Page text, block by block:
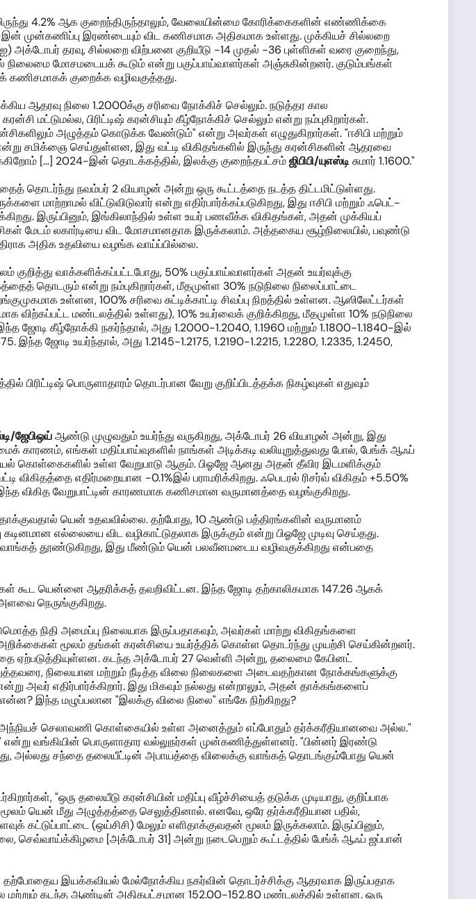
4.2% ஆக குறைந்திருந்தாலும், வேலையின்மை கோரிக்கைகளின் எண்ணிக்கை
முன்கணிப்பு இரண்டையும் விட கணிசமாக அதிகமாக உள்ளது. முக்கியச் சில்லறை
அக்டோபர் தரவு, சில்லறை விற்பனை குறியீடு -14 முதல் -36 புள்ளிகள் வரை குறைந்து,
நிலைமை மோசமடையக் கூடும் என்று பகுப்பாய்வாளர்கள் அஞ்சுகின்றனர். குடும்பங்கள்
குறைக்க வழிவகுத்தது.
ஆதரவு நிலை 1.2000க்கு சரிவை நோக்கிச் செல்லும். நடுத்தர கால
மட்டுமல்ல, பிரிட்டிஷ் கரன்சியும் கீழ்நோக்கிச் செல்லும் என்று நம்புகிறார்கள்.
அழுத்தம் கொடுக்க வேண்டும்" என்று அவர்கள் எழுதுகிறார்கள். "ஈசிபி மற்றும்
சமிக்ஞை செய்துள்ளன, இது வட்டி விகிதங்களில் இருந்து கரன்சிகளின் ஆதரவை
[...] 2024-இன் தொடக்கத்தில், இலக்கு குறைந்தபட்சம்ஜிபிபி/யுஎஸ்டிசுமார் 1.1600."
தொடர்ந்து நவம்பர் 2 வியாழன் அன்று ஒரு கூட்டத்தை நடத்த திட்டமிட்டுள்ளது.
மாற்றாமல் விட்டுவிடுவார் என்று எதிர்பார்க்கப்படுகிறது, இது ஈசிபி மற்றும் ஃபெட்-
இருப்பினும், இங்கிலாந்தில் உள்ள உயர் பணவீக்க விகிதங்கள், அதன் முக்கியப்
மேடம் லகார்டியை விட மோசமானதாக இருக்கலாம். அத்தகைய சூழ்நிலையில், பவுண்டு
அதிக உதவியை வழங்க வாய்ப்பில்லை.
குறித்து வாக்களிக்கப்பட்டபோது, 50% பகுப்பாய்வாளர்கள் அதன் உயர்வுக்கு
தொடரும் என்று நம்புகிறார்கள், மீதமுள்ள 30% நடுநிலை நிலைப்பாட்டை
உள்ளன, 100% சரிவை சுட்டிக்காட்டி சிவப்பு நிறத்தில் உள்ளன. ஆஸிலேட்டர்கள்
விற்கப்பட்ட மண்டலத்தில் உள்ளது), 10% உயர்வைக் குறிக்கிறது, மீதமுள்ள 10% நடுநிலை
கீழ்நோக்கி நகர்ந்தால், அது 1.2000-1.2040, 1.1960 மற்றும் 1.1800-1.1840-இல்
ஜோடி உயர்ந்தால், அது 1.2145-1.2175, 1.2190-1.2215, 1.2280, 1.2335, 1.2450,
பிரிட்டிஷ் பொருளாதாரம் தொடர்பான வேறு குறிப்பிடத்தக்க நிகழ்வுகள் எதுவும்
/ஜேபிஒய்ஆண்டு முழுவதும் உயர்ந்து வருகிறது, அக்டோபர் 26 வியாழன் அன்று, இது
எங்கள் மதிப்பாய்வுகளில் நாங்கள் அடிக்கடி வலியுறுத்துவது போல், பேங்க் ஆஃப்
கொள்கைகளில் உள்ள வேறுபாடு ஆகும். பிஓஜே ஆனது அதன் தீவிர இடமளிக்கும்
எதிர்மறையான -0.1%இல் பராமரிக்கிறது. ஃபெடரல் ரிசர்வ் விகிதம் +5.50%
விகித வேறுபாட்டின் காரணமாக கணிசமான வருமானத்தை வழங்குகிறது.
யென் உதவவில்லை. தற்போது, 10 ஆண்டு பத்திரங்களின் வருமானம்
எல்லையை விட வழிகாட்டுதலாக இருக்கும் என்று பிஓஜே முடிவு செய்தது.
வாங்கத் தூண்டுகிறது, இது மீண்டும் யென் பலவீனமடைய வழிவகுக்கிறது என்பதை
கூட யென்னை ஆதரிக்கத் தவறிவிட்டன. இந்த ஜோடி தற்காலிகமாக 147.26 ஆகக்
நெருங்குகிறது.
நிதி அமைப்பு நிலையாக இருப்பதாகவும், அவர்கள் மாற்று விகிதங்களை
மூலம் தங்கள் கரன்சியை உயர்த்திக் கொள்ள தொடர்ந்து முயற்சி செய்கின்றனர்.
ஏற்படுத்தியுள்ளன. கடந்த அக்டோபர் 27 வெள்ளி அன்று, தலைமை கேபினட்
நிலையான மற்றும் நீடித்த விலை நிலைகளை அடைவதற்கான நோக்கங்களுக்கு
எதிர்பார்க்கிறார். இது மிகவும் நல்லது என்றாலும், அதன் தாக்கங்களைப்
இந்த மழுப்பலான "இலக்கு விலை நிலை" எங்கே நிற்கிறது?
அந்நியச் செலாவணி கொள்கையில் உள்ள அனைத்தும் எப்போதும் தர்க்கரீதியானவை அல்ல."
வங்கியின் பொருளாதார வல்லுநர்கள் முன்கணித்துள்ளனர். "பின்னர் இரண்டு
அல்லது சந்தை தலையீட்டின் அபாயத்தை விலைக்கு வாங்கத் தொடங்கும்போது யென்
"ஒரு தலையீடு கரன்சியின் மதிப்பு வீழ்ச்சியைத் தடுக்க முடியாது, குறிப்பாக
யென் மீது அழுத்தத்தை செலுத்தினால். எனவே, ஒரே தர்க்கரீதியான பதில்,
கட்டுப்பாட்டை (ஒய்சிசி) மேலும் எளிதாக்குவதன் மூலம் இருக்கலாம். இருப்பினும்,
செவ்வாய்க்கிழமை [அக்டோபர் 31] அன்று நடைபெறும் கூட்டத்தில் பேங்க் ஆஃப் ஜப்பான்
இயக்கவியல் மேல்நோக்கிய நகர்வின் தொடர்ச்சிக்கு ஆதரவாக இருப்பதாக
மற்றும் கடந்த ஆண்டின் அதிகபட்சமான 152.00-152.80 மண்டலத்தில் உள்ளன. ஒரு